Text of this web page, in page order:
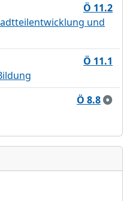
Ö 11.2
und
Ö 11.1
Ö 8.8